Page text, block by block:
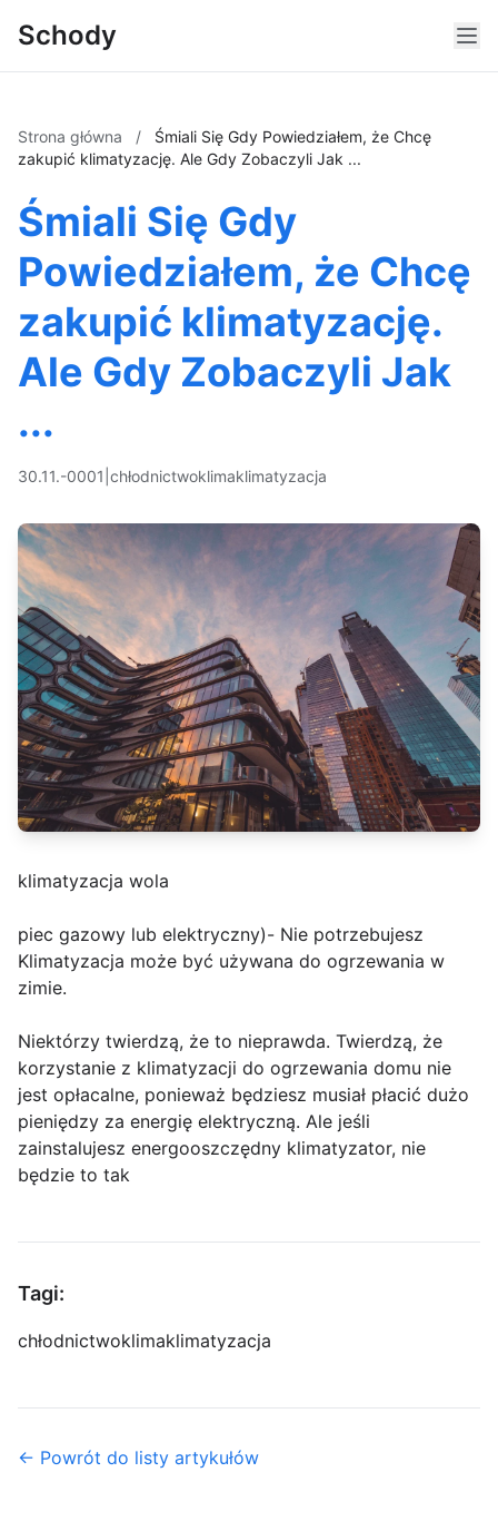
Schody
Strona główna /
Śmiali Się Gdy Powiedziałem, że Chcę
zakupić klimatyzację. Ale Gdy Zobaczyli Jak ...
Śmiali Się Gdy
Powiedziałem, że Chcę
zakupić klimatyzację.
Ale Gdy Zobaczyli Jak
...
30.11.-0001 chłodnictwoklimaklimatyzacja
klimatyzacja wola
piec gazowy lub elektryczny)- Nie potrzebujesz
Klimatyzacja może być używana do ogrzewania w
zimie.
Niektórzy twierdzą, że to nieprawda. Twierdzą, że
korzystanie z klimatyzacji do ogrzewania domu nie
jest opłacalne, ponieważ będziesz musiał płacić dużo
pieniędzy za energię elektryczną. Ale jeśli
zainstalujesz energooszczędny klimatyzator, nie
będzie to tak
Tagi:
chłodnictwoklimaklimatyzacja
← Powrót do listy artykułów